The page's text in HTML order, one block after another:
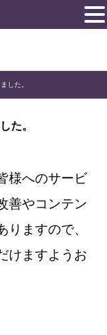
した。
た。
様へのサービ
善やコンテン
ますので、
けますようお